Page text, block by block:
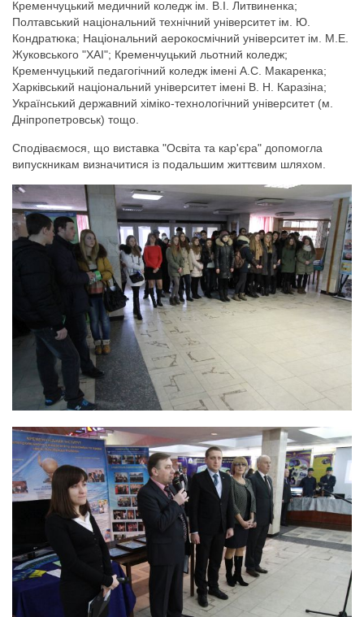
Кременчуцький медичний коледж ім. В.І. Литвиненка;
Полтавський національний технічний університет ім. Ю.
Кондратюка; Національний аерокосмічний університет ім. М.Е.
Жуковського "ХАІ"; Кременчуцький льотний коледж;
Кременчуцький педагогічний коледж імені А.С. Макаренка;
Харківський національний університет імені В. Н. Каразіна;
Український державний хіміко-технологічний університет (м.
Дніпропетровськ) тощо.
Сподіваємося, що виставка "Освіта та кар'єра" допомогла
випускникам визначитися із подальшим життєвим шляхом.